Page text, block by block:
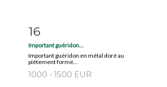
16
Important guéridon...
Important guéridon en métal doré au
piétement formé...
1000 - 1500 EUR